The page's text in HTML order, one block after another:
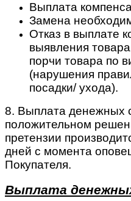
Выплата
Замена
Отказ в выплате
выявления
порчи товара по
(нарушения
посадки/ ухода).
8. Выплата денежных
положительном
претензии
дней с момента
Покупателя.
Выплата